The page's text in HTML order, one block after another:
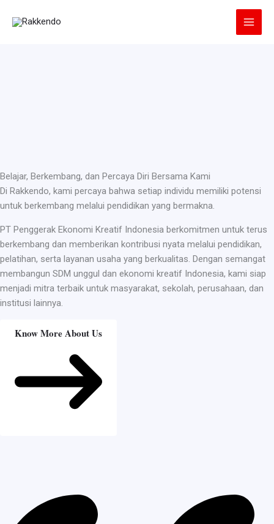
Belajar, Berkembang, dan Percaya Diri Bersama Kami
Di Rakkendo, kami percaya bahwa setiap individu memiliki potensi
untuk berkembang melalui pendidikan yang bermakna.
PT Penggerak Ekonomi Kreatif Indonesia berkomitmen untuk terus
berkembang dan memberikan kontribusi nyata melalui pendidikan,
pelatihan, serta layanan usaha yang berkualitas. Dengan semangat
membangun SDM unggul dan ekonomi kreatif Indonesia, kami siap
menjadi mitra terbaik untuk masyarakat, sekolah, perusahaan, dan
institusi lainnya.
Know More About Us